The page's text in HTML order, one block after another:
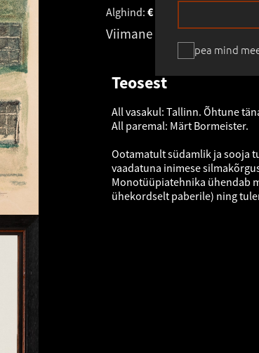
pea mind
Alghind: €
Viimane pakkumine:-
Teosest
All vasakul: Tallinn. Õhtune
All paremal: Märt Bormeister.
Ootamatult südamlik ja sooja
vaadatuna inimese
Monotüüpiatehnika ühendab
ühekordselt paberile) ning